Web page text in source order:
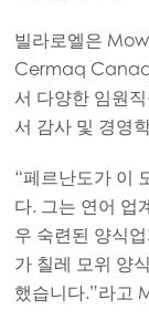
Mowi
Asia
Mowi
Mowi
빌라로엘은
Cermaq
서 다양한 임원
서 감사 및 경영
“페르난도가 이
다. 그는 연어 업
우 숙련된 양식
가 칠레 모위 양
했습니다.”라고